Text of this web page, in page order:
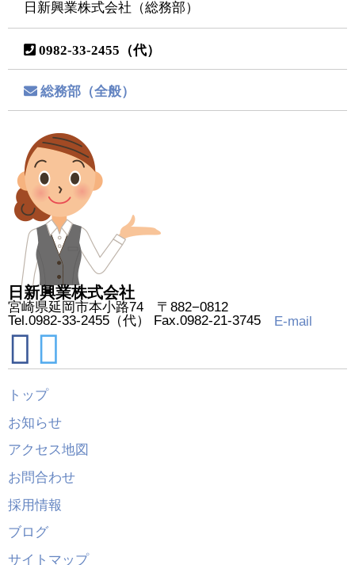
日新興業株式会社（総務部）
0982-33-2455（代）
総務部（全般）
日新興業株式会社
宮崎県延岡市本小路74 〒882−0812
Tel.0982-33-2455（代） Fax.0982-21-3745
E-mail
トップ
お知らせ
アクセス地図
お問合わせ
採用情報
ブログ
サイトマップ